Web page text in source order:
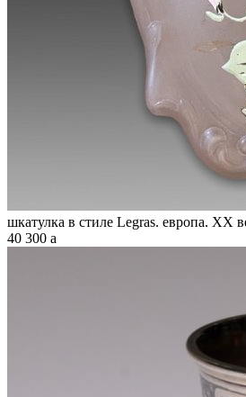
шкатулка в стиле Legras. европа. XX
40 300 a